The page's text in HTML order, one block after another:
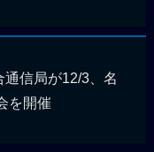
通信局が12/3、名
を開催